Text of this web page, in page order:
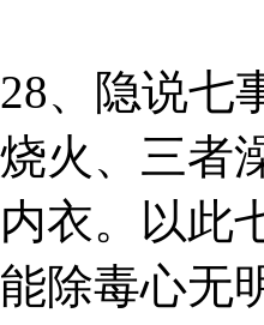
28、隐说七
烧火、三者
内衣。以此
能除毒心无